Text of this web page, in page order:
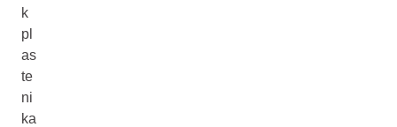
k
pl
as
te
ni
ka